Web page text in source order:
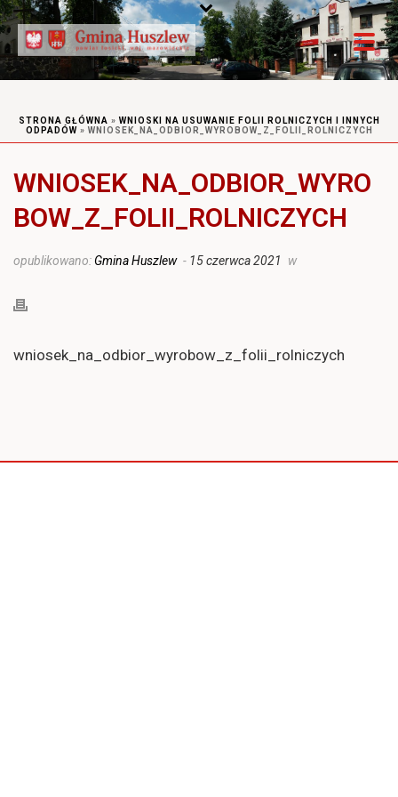
STRONA GŁÓWNA » WNIOSKI NA USUWANIE FOLII ROLNICZYCH I INNYCH
ODPADÓW » WNIOSEK_NA_ODBIOR_WYROBOW_Z_FOLII_ROLNICZYCH
WNIOSEK_NA_ODBIOR_WYRO
BOW_Z_FOLII_ROLNICZYCH
opublikowano: Gmina Huszlew - 15 czerwca 2021 w
wniosek_na_odbior_wyrobow_z_folii_rolniczych